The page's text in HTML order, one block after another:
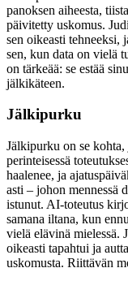
panoksen aiheesta,
päivitetty uskomus.
sen oikeasti tehneeksi,
sen, kun data on vielä
on tärkeää: se estää
jälkikäteen.
Jälkipurku
Jälkipurku on se
perinteisessä
haalenee, ja
asti – johon mennessä
istunut. AI-toteutus
samana iltana, kun
vielä elävinä mielessä.
oikeasti tapahtui ja
uskomusta. Riittävän